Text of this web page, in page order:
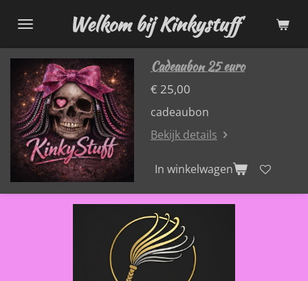
direct
naar
hoofdinhoud
Welkom bij Kinkystuff
Cadeaubon 25 euro
€ 25,00
cadeaubon
Bekijk details
In winkelwagen